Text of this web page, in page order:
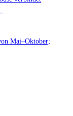
Mai–Oktober;